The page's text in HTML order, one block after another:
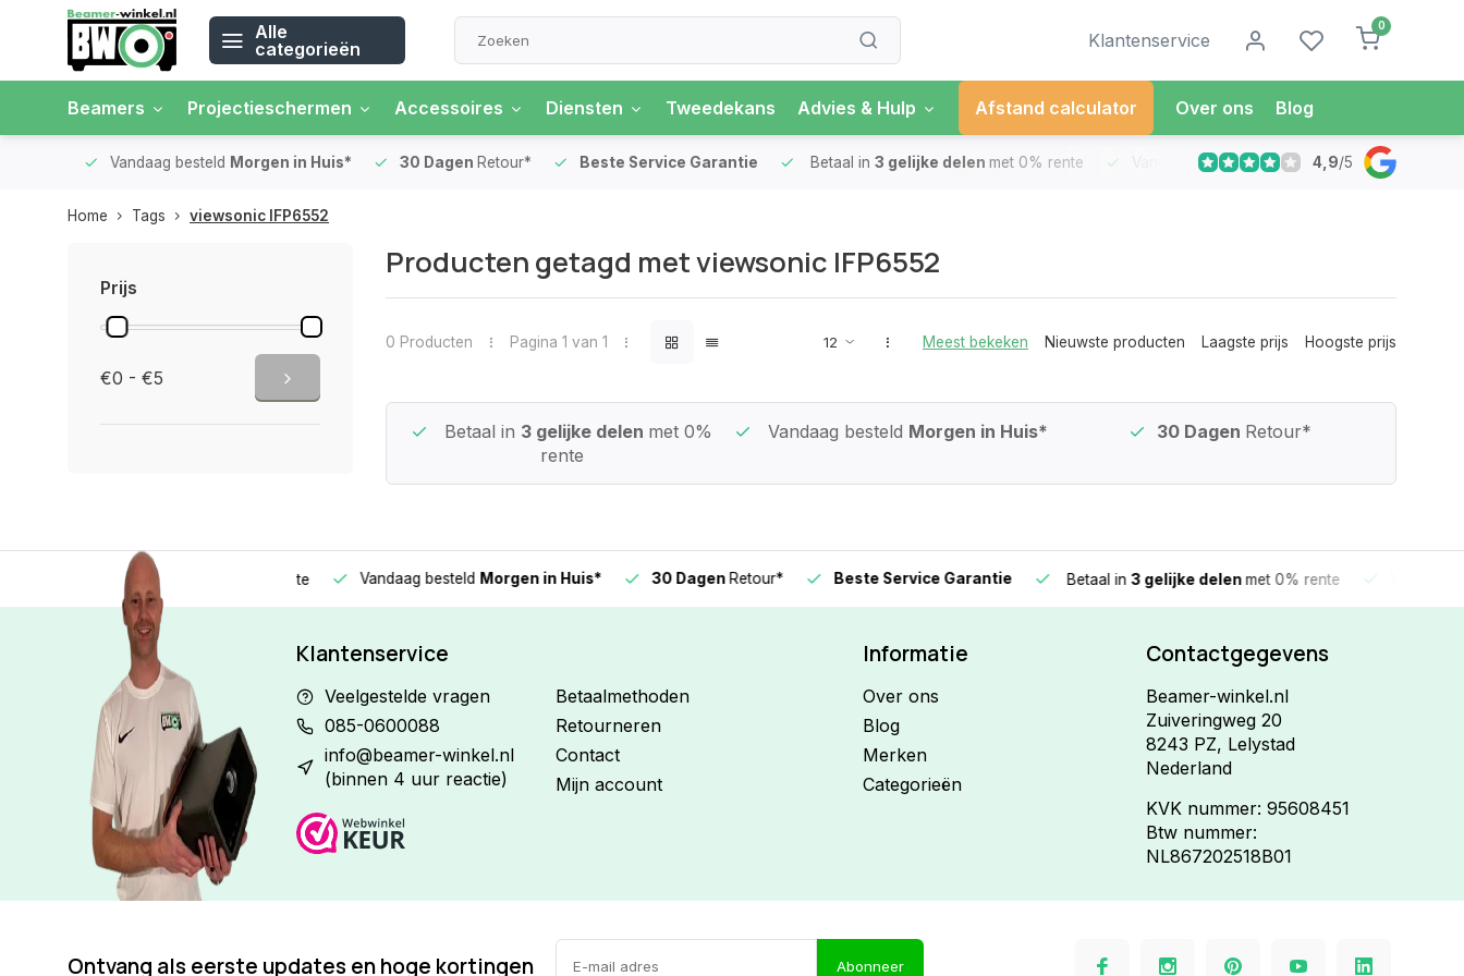
Alle
categorieën
Klantenservice
0
Beamers Projectieschermen Accessoires Diensten Tweedekans Advies & Hulp Afstand calculator Over ons Blog
Vandaag besteld Morgen in Huis* 30 DagenRetour* Beste Service Garantie Betaal in 3 gelijke delenmet 0% rente Vandaag besteldMorgen in Huis*
4,9/5
Home Tags viewsonic IFP6552
Prijs
€0 - €5
Producten getagd met viewsonic IFP6552
0 Producten Pagina 1 van 1 Meest bekeken Nieuwste producten Laagste prijs Hoogste prijs
Beste Service Garantie Betaal in 3 gelijke delen met 0%
rente
Vandaag besteld Morgen in Huis* 30 Dagen Retour*
3 gelijke delen Vandaag besteldMorgen in Huis* 30 DagenRetour* Beste Service Garantie Betaal in3 gelijke delenmet 0% rente Vandaag
Klantenservice
Veelgestelde vragen
085-0600088
info@beamer-winkel.nl
(binnen 4 uur reactie)
Betaalmethoden
Retourneren
Contact
Mijn account
Informatie
Over ons
Blog
Merken
Categorieën
Contactgegevens
Beamer-winkel.nl
Zuiveringweg 20
8243 PZ, Lelystad
Nederland
KVK nummer: 95608451
Btw nummer:
NL867202518B01
Ontvang als eerste updates en hoge kortingen Abonneer